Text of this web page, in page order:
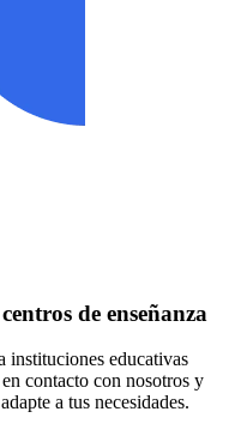
de enseñanza
instituciones educativas
contacto con nosotros y
a tus necesidades.